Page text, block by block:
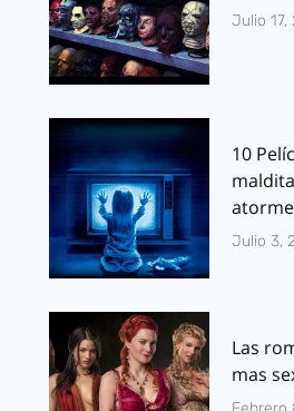
Julio 17,
10
Julio 3,
Las
mas